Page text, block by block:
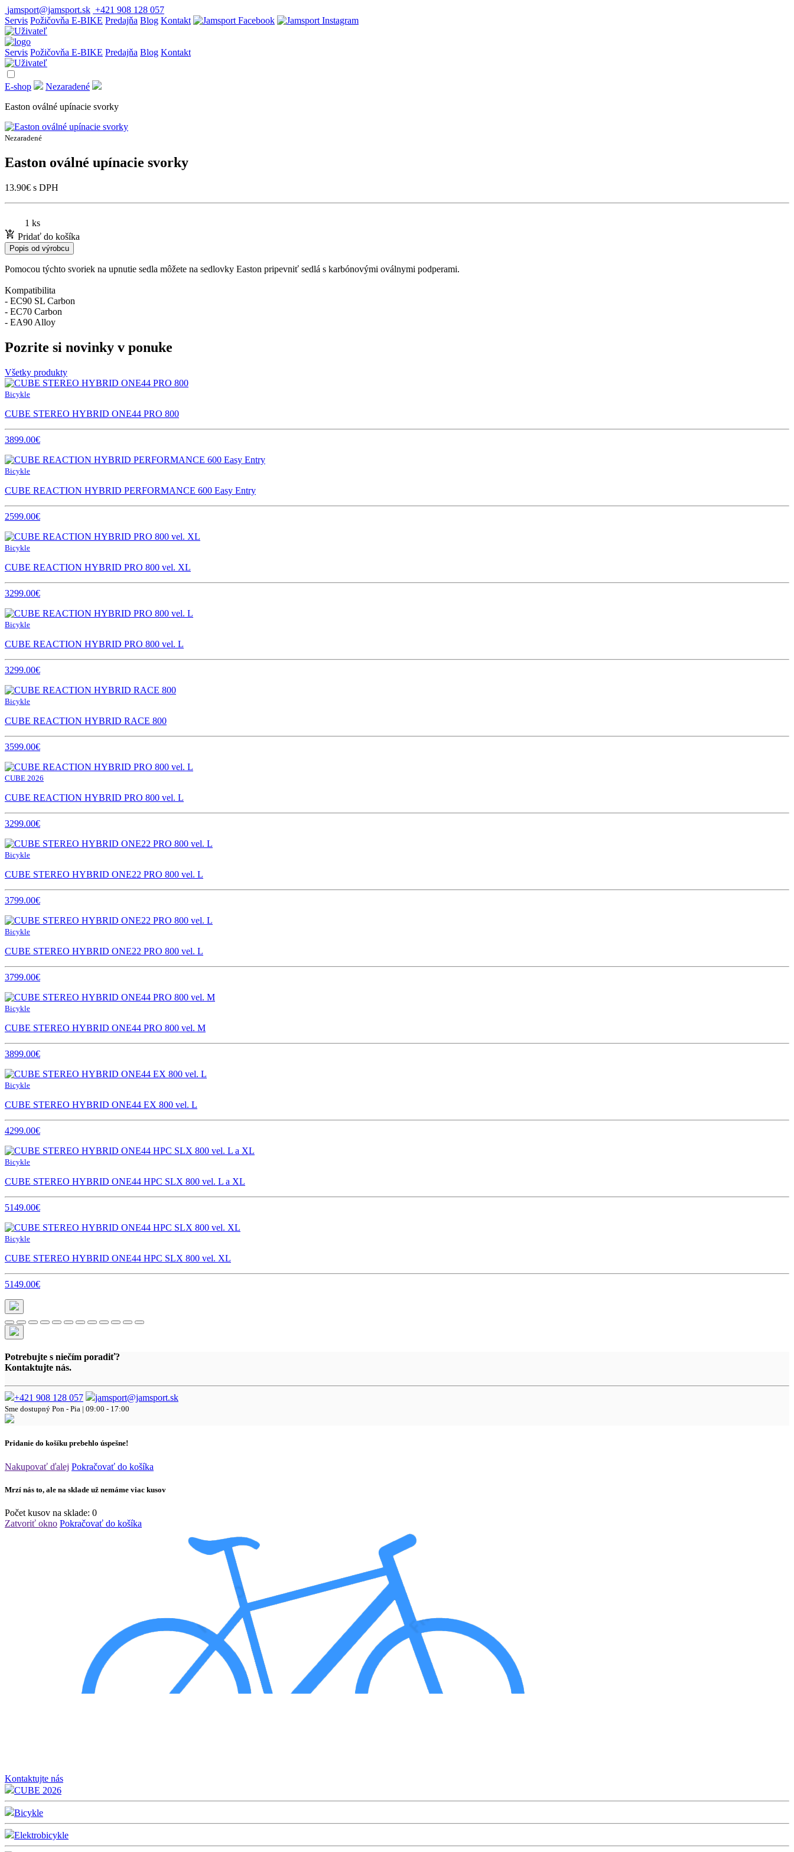
jamsport@jamsport.sk +421 908 128 057
Servis Požičovňa E-BIKE Predajňa Blog Kontakt
Servis Požičovňa E-BIKE Predajňa Blog Kontakt
E-shop
Nezaradené
Easton oválné upínacie svorky
Nezaradené
Easton oválné upínacie svorky
13.90€ s DPH
1 ks
Pridať do košíka
Popis od výrobcu
Pomocou týchto svoriek na upnutie sedla môžete na sedlovky Easton pripevniť sedlá s karbónovými oválnymi podperami.
Kompatibilita
- EC90 SL Carbon
- EC70 Carbon
- EA90 Alloy
Pozrite si novinky v ponuke
Všetky produkty
Bicykle
CUBE STEREO HYBRID ONE44 PRO 800
3899.00€
Bicykle
CUBE REACTION HYBRID PERFORMANCE 600 Easy Entry
2599.00€
Bicykle
CUBE REACTION HYBRID PRO 800 vel. XL
3299.00€
Bicykle
CUBE REACTION HYBRID PRO 800 vel. L
3299.00€
Bicykle
CUBE REACTION HYBRID RACE 800
3599.00€
CUBE 2026
CUBE REACTION HYBRID PRO 800 vel. L
3299.00€
Bicykle
CUBE STEREO HYBRID ONE22 PRO 800 vel. L
3799.00€
Bicykle
CUBE STEREO HYBRID ONE22 PRO 800 vel. L
3799.00€
Bicykle
CUBE STEREO HYBRID ONE44 PRO 800 vel. M
3899.00€
Bicykle
CUBE STEREO HYBRID ONE44 EX 800 vel. L
4299.00€
Bicykle
CUBE STEREO HYBRID ONE44 HPC SLX 800 vel. L a XL
5149.00€
Bicykle
CUBE STEREO HYBRID ONE44 HPC SLX 800 vel. XL
5149.00€
Potrebujte s niečím poradiť?
Kontaktujte nás.
+421 908 128 057 jamsport@jamsport.sk
Sme dostupný Pon - Pia | 09:00 - 17:00
Pridanie do košíku prebehlo úspešne!
Nakupovať ďalej Pokračovať do košíka
Mrzí nás to, ale na sklade už nemáme viac kusov
Počet kusov na sklade: 0
Zatvoriť okno Pokračovať do košíka
Kontaktujte nás
CUBE 2026
Bicykle
Elektrobicykle